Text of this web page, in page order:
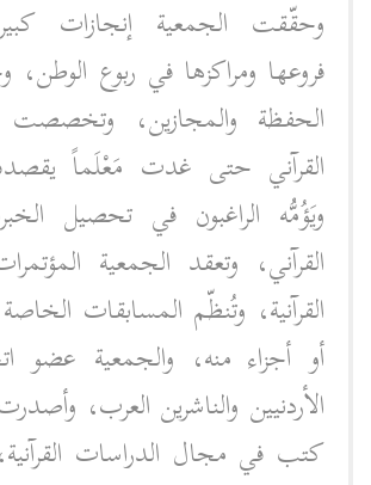
وحقّقت الجمعية إنجازات
فروعها ومراكزها في ربوع
الحفظة والمجازين،
القرآني حتى غدت مَعْلَماً يقصده
ويَؤُمُّه الراغبون في تحصيل
القرآني، وتعقد الجمعية
القرآنية، وتُنظّم المسابقات
أو أجزاء منه، والجمعية عضو
كتب في مجال الدراسات